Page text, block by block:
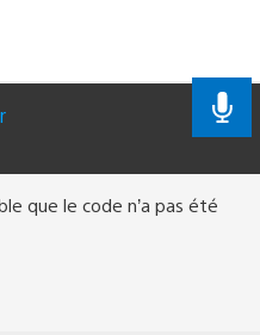
que le code n’a pas été